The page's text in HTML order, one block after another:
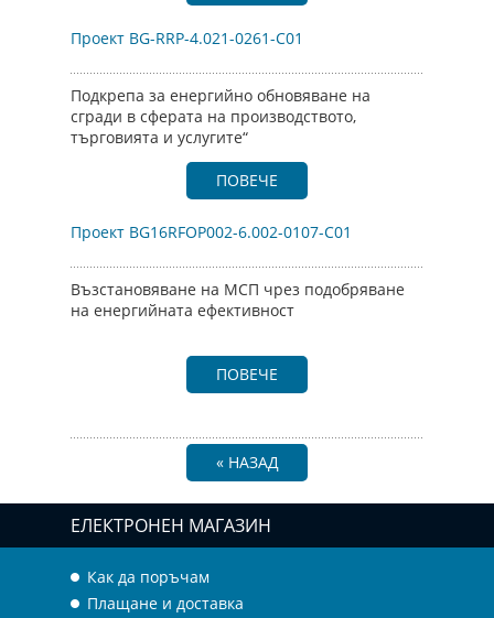
Проект BG-RRP-4.021-0261-C01
Подкрепа за енергийно обновяване на
сгради в сферата на производството,
търговията и услугите“
ПОВЕЧЕ
Проект BG16RFOP002-6.002-0107-C01
Възстановяване на МСП чрез подобряване
на енергийната ефективност
ПОВЕЧЕ
« НАЗАД
ЕЛЕКТРОНЕН МАГАЗИН
Как да поръчам
Плащане и доставка